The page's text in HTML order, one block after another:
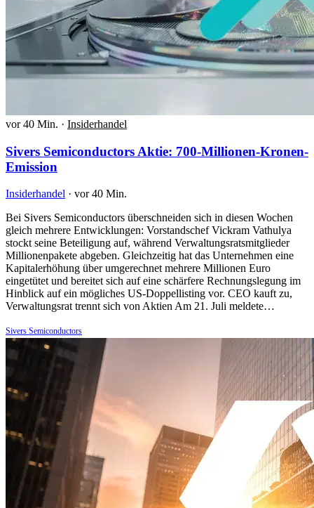
vor 40 Min. · Insiderhandel
Sivers Semiconductors Aktie: 700-Millionen-Kronen-
Emission
Insiderhandel · vor 40 Min.
Bei Sivers Semiconductors überschneiden sich in diesen Wochen
gleich mehrere Entwicklungen: Vorstandschef Vickram Vathulya
stockt seine Beteiligung auf, während Verwaltungsratsmitglieder
Millionenpakete abgeben. Gleichzeitig hat das Unternehmen eine
Kapitalerhöhung über umgerechnet mehrere Millionen Euro
eingetütet und bereitet sich auf eine schärfere Rechnungslegung im
Hinblick auf ein mögliches US-Doppellisting vor. CEO kauft zu,
Verwaltungsrat trennt sich von Aktien Am 21. Juli meldete…
Sivers Semiconductors